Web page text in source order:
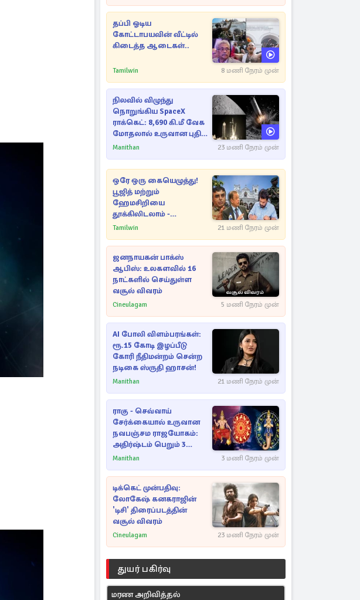
தப்பி ஓடிய
கோட்டாபயவின் வீட்டில்
கிடைத்த ஆடைகள்..
Tamilwin 8 மணி நேரம் முன்
நிலவில் விழுந்து
நொறுங்கிய SpaceX
ராக்கெட்: 8,690 கி.மீ வேக
மோதலால் உருவான புதிய
பள்ளம்!
Manithan 23 மணி நேரம் முன்
ஒரே ஒரு கையெழுத்து!
பூஜித் மற்றும்
ஹேமசிறியை
தூக்கிலிடலாம் -
அநுரவுக்குச் சென்ற
Tamilwin 21 மணி நேரம் முன்
ஜனநாயகன் பாக்ஸ்
ஆபிஸ்: உலகளவில் 16
நாட்களில் செய்துள்ள
வசூல் விவரம்
Cineulagam 5 மணி நேரம் முன்
AI போலி விளம்பரங்கள்:
ரூ.15 கோடி இழப்பீடு
கோரி நீதிமன்றம் சென்ற
நடிகை ஸ்ருதி ஹாசன்!
Manithan 21 மணி நேரம் முன்
ராகு - செவ்வாய்
சேர்க்கையால் உருவான
நவபஞ்சம ராஜயோகம்:
அதிர்ஷ்டம் பெறும் 3
ராசிகள்!
Manithan 3 மணி நேரம் முன்
டிக்கெட் முன்பதிவு:
லோகேஷ் கனகராஜின்
'டிசி' திரைப்படத்தின்
வசூல் விவரம்
Cineulagam 23 மணி நேரம் முன்
துயர் பகிர்வு
மரண அறிவித்தல்